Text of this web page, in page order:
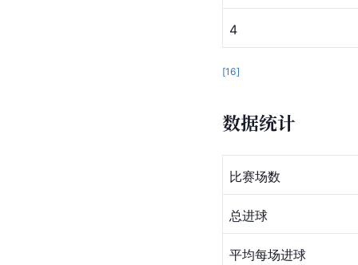
4
[16]
数据统计
比赛场数
总进球
平均每场进球